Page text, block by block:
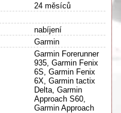
24 měsíců
nabíjení
Garmin
Garmin Forerunner
935, Garmin Fenix
6S, Garmin Fenix
6X, Garmin tactix
Delta, Garmin
Approach S60,
Garmin Approach